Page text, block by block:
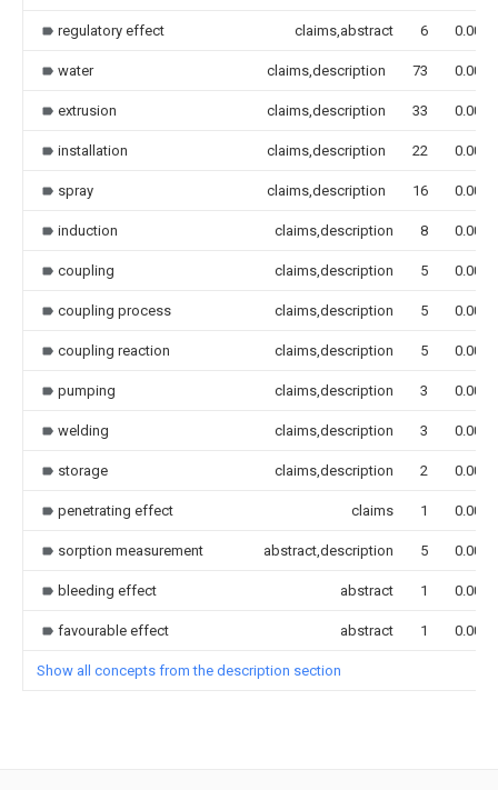
regulatory effect claims,abstract 6 0.000
water claims,description 73 0.000
extrusion claims,description 33 0.000
installation claims,description 22 0.000
spray claims,description 16 0.000
induction claims,description 8 0.000
coupling claims,description 5 0.000
coupling process claims,description 5 0.000
coupling reaction claims,description 5 0.000
pumping claims,description 3 0.000
welding claims,description 3 0.000
storage claims,description 2 0.000
penetrating effect claims 1 0.000
sorption measurement abstract,description 5 0.000
bleeding effect abstract 1 0.000
favourable effect abstract 1 0.000
Show all concepts from the description section